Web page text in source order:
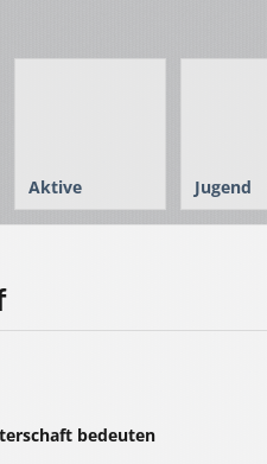
Aktive Jugend
bedeuten